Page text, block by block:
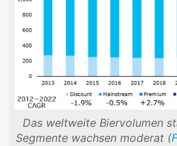
Das weltweite Biervolumen
Segmente wachsen moderat (